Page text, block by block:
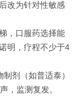
改为针对性敏感
，口服药选择能
明，疗程不少于4
剂（如普适泰）
，监测复发。